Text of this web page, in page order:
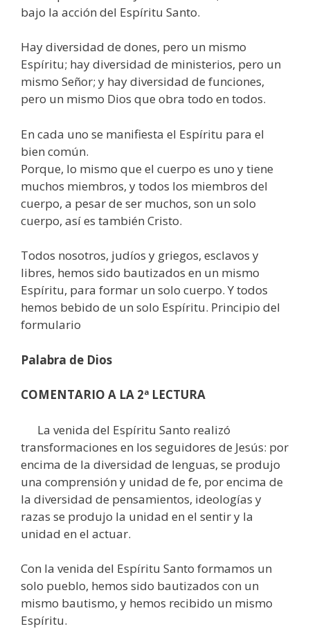
bajo la acción del Espíritu Santo.
Hay diversidad de dones, pero un mismo
Espíritu; hay diversidad de ministerios, pero un
mismo Señor; y hay diversidad de funciones,
pero un mismo Dios que obra todo en todos.
En cada uno se manifiesta el Espíritu para el
bien común.
Porque, lo mismo que el cuerpo es uno y tiene
muchos miembros, y todos los miembros del
cuerpo, a pesar de ser muchos, son un solo
cuerpo, así es también Cristo.
Todos nosotros, judíos y griegos, esclavos y
libres, hemos sido bautizados en un mismo
Espíritu, para formar un solo cuerpo. Y todos
hemos bebido de un solo Espíritu. Principio del
formulario
Palabra de Dios
COMENTARIO A LA 2ª LECTURA
La venida del Espíritu Santo realizó
transformaciones en los seguidores de Jesús: por
encima de la diversidad de lenguas, se produjo
una comprensión y unidad de fe, por encima de
la diversidad de pensamientos, ideologías y
razas se produjo la unidad en el sentir y la
unidad en el actuar.
Con la venida del Espíritu Santo formamos un
solo pueblo, hemos sido bautizados con un
mismo bautismo, y hemos recibido un mismo
Espíritu.